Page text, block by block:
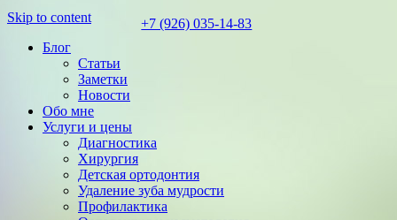
+7 (926) 035-14-83
Skip to content
Блог
Статьи
Заметки
Новости
Обо мне
Услуги и цены
Диагностика
Хирургия
Детская ортодонтия
Удаление зуба мудрости
Профилактика